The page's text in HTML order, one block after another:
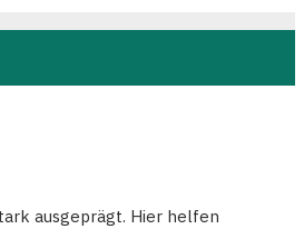
ausgeprägt. Hier helfen